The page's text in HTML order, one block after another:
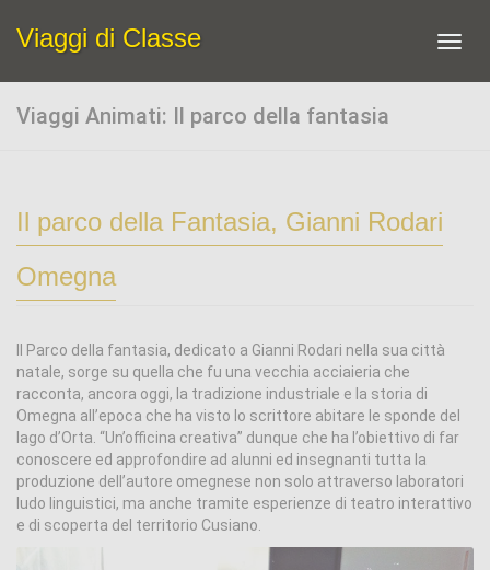
Viaggi di Classe
Viaggi Animati: Il parco della fantasia
Il parco della Fantasia, Gianni Rodari
Omegna
Il Parco della fantasia, dedicato a Gianni Rodari nella sua città
natale, sorge su quella che fu una vecchia acciaieria che
racconta, ancora oggi, la tradizione industriale e la storia di
Omegna all’epoca che ha visto lo scrittore abitare le sponde del
lago d’Orta. “Un’officina creativa” dunque che ha l’obiettivo di far
conoscere ed approfondire ad alunni ed insegnanti tutta la
produzione dell’autore omegnese non solo attraverso laboratori
ludo linguistici, ma anche tramite esperienze di teatro interattivo
e di scoperta del territorio Cusiano.